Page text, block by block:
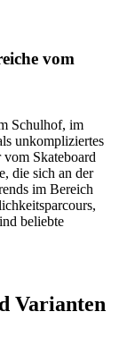
vom
Schulhof, im
unkompliziertes
Skateboard
die sich an der
im Bereich
beliebte
Varianten